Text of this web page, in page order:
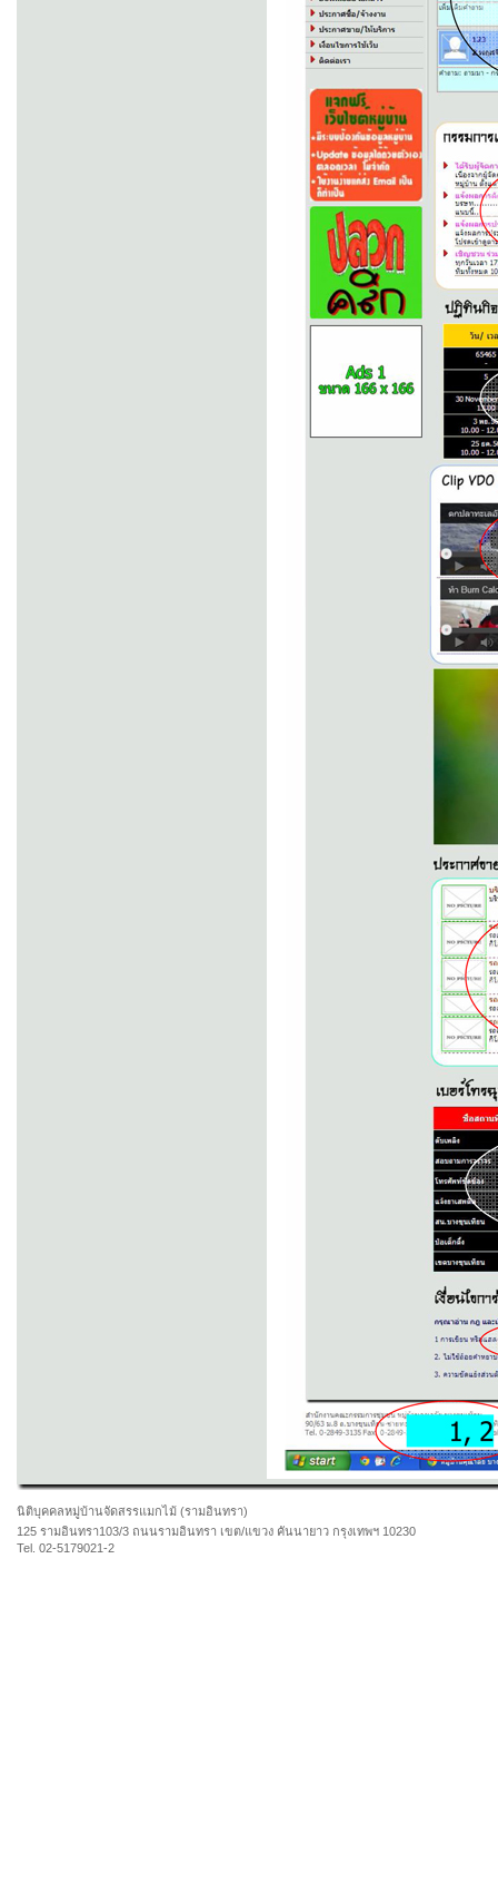
นิติบุคคลหมู่บ้านจัดสรรแมกไม้ (รามอินทรา)
125 รามอินทรา103/3 ถนนรามอินทรา เขต/แขวง คันนายาว กรุงเทพฯ 10230
Tel. 02-5179021-2